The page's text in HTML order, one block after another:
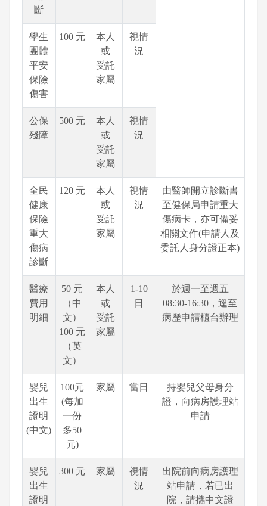
斷
學生
團體
平安
保險
傷害
100 元
本人
或
受託
家屬
視情
況
公保
殘障
500 元
本人
或
受託
家屬
視情
況
全民
健康
保險
重大
傷病
診斷
120 元
本人
或
受託
家屬
視情
況
由醫師開立診斷書
至健保局申請重大
傷病卡，亦可備妥
相關文件(申請人及
委託人身分證正本)
醫療
費用
明細
50 元
（中
文）
100 元
（英
文）
本人
或
受託
家屬
1-10
日
於週一至週五
08:30-16:30，逕至
病歷申請櫃台辦理
嬰兒
出生
證明
(中文)
100元
(每加
一份
多50
元)
家屬 當日
持嬰兒父母身分
證，向病房護理站
申請
嬰兒
出生
證明
300 元 家屬
視情
況
出院前向病房護理
站申請，若已出
院，請攜中文證